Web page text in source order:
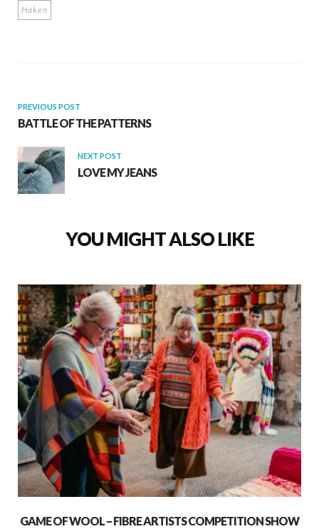
Haken
PREVIOUS POST
BATTLE OF THE PATTERNS
NEXT POST
LOVE MY JEANS
YOU MIGHT ALSO LIKE
GAME OF WOOL – FIBRE ARTISTS COMPETITION SHOW